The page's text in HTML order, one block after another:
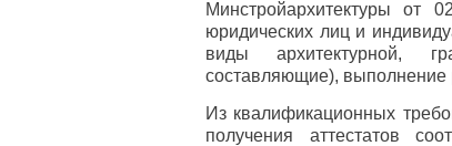
Минстройархитектуры от
юридических лиц и
виды архитектурной,
составляющие), выполнение
Из квалификационных
получения аттестатов